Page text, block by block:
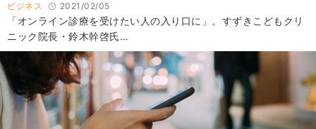
ビジネス 2021/02/05
「オンライン診療を受けたい人の入り口に」。すずきこどもクリ
ニック院長・鈴木幹啓氏…